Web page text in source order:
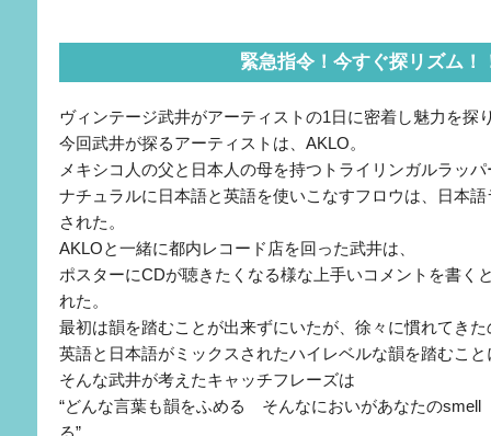
緊急指令！今すぐ探リズム！
ヴィンテージ武井がアーティストの1日に密着し魅力を探
今回武井が探るアーティストは、AKLO。
メキシコ人の父と日本人の母を持つトライリンガルラッパ
ナチュラルに日本語と英語を使いこなすフロウは、日本
された。
AKLOと一緒に都内レコード店を回った武井は、
ポスターにCDが聴きたくなる様な上手いコメントを書く
れた。
最初は韻を踏むことが出来ずにいたが、徐々に慣れてきた
英語と日本語がミックスされたハイレベルな韻を踏むこと
そんな武井が考えたキャッチフレーズは
“どんな言葉も韻をふめる そんなにおいがあなたの
る”